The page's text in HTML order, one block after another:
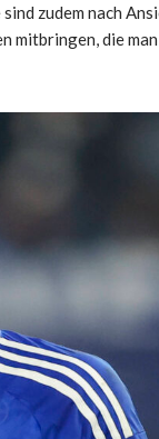
zudem nach
mitbringen, die